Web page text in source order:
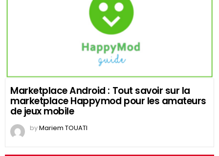
Marketplace Android : Tout savoir sur la
marketplace Happymod pour les amateurs
de jeux mobile
byMariem TOUATI